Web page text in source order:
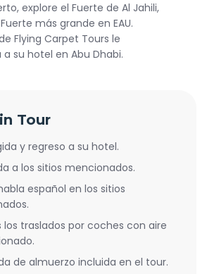
explore el Fuerte de Al Jahili,
más grande en EAU.
Flying Carpet Tours le
su hotel en Abu Dhabi.
Tour
y regreso a su hotel.
a los sitios mencionados.
español en los sitios
los traslados por coches con aire
de almuerzo incluida en el tour.